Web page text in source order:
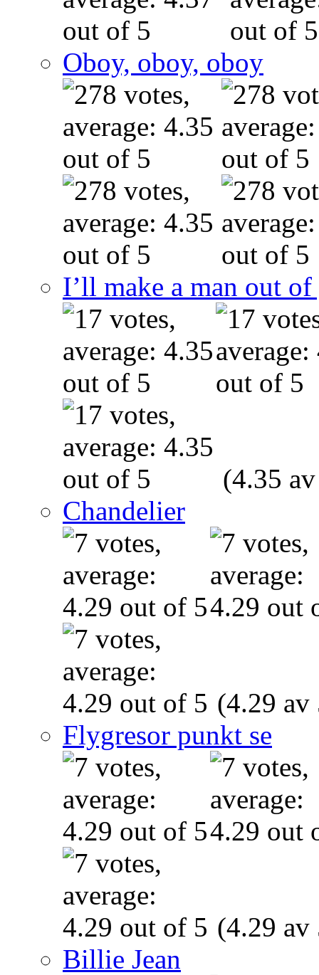
Oboy, oboy, oboy
I’ll make a man out
(4.35
Chandelier
(4.29 av
Flygresor punkt se
(4.29 av
Billie Jean